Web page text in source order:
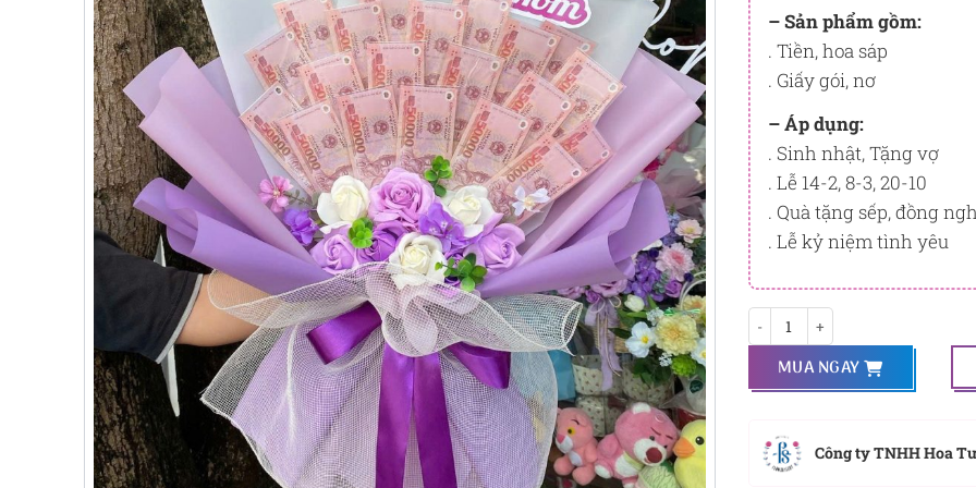
tương ứng với quyền lợi hạng
PointSight có giá trị dùng để
Flowersight.
Đăng nhập
bạn.
– Sản phẩm gồm:
. Tiền, hoa sáp
. Giấy gói, nơ
– Áp dụng:
. Sinh nhật, Tặng vợ
. Lễ 14-2, 8-3, 20-10
. Quà tặng sếp, đồng
. Lễ kỷ niệm tình yêu
MUA NGAY
Công ty TNHH Hoa